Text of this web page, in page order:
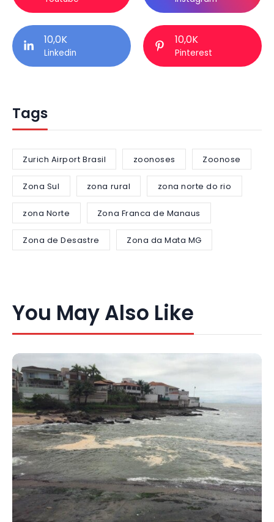
10,0K
Linkedin
10,0K
Pinterest
Tags
Zurich Airport Brasil zoonoses Zoonose
Zona Sul zona rural zona norte do rio
zona Norte Zona Franca de Manaus
Zona de Desastre Zona da Mata MG
You May Also Like